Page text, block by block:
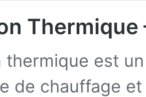
Thermique
thermique est
de chauffage